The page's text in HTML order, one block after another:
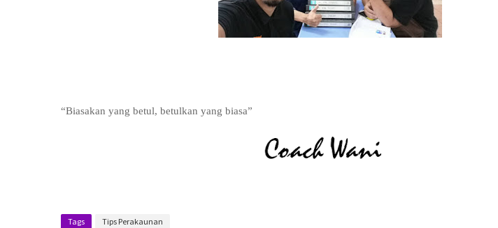
“Biasakan yang betul, betulkan yang biasa”
Tags Tips Perakaunan